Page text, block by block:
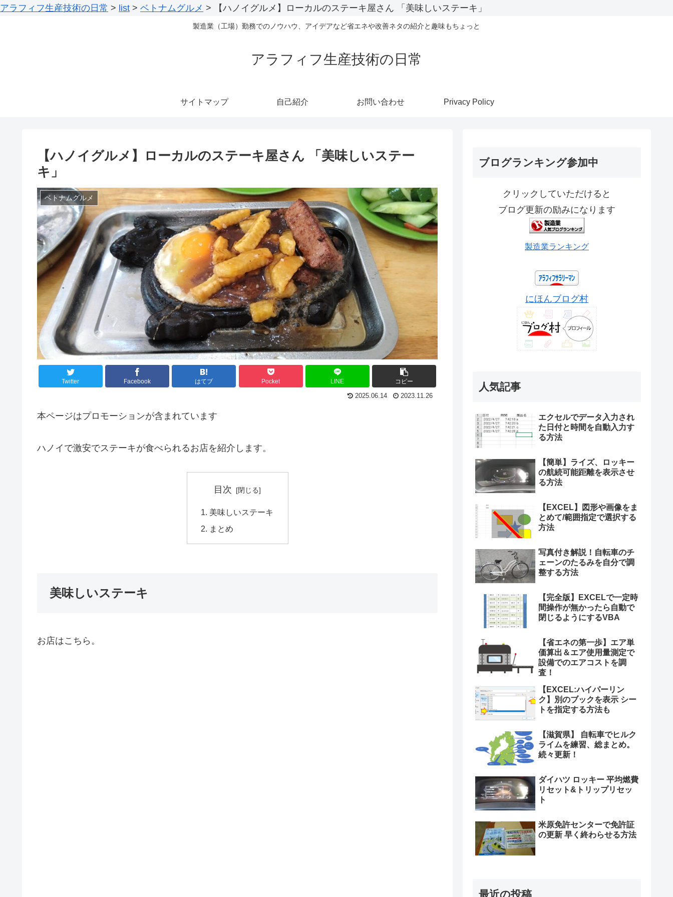
アラフィフ生産技術の日常 > list > ベトナムグルメ > 【ハノイグルメ】ローカルのステーキ屋さん 「美味しいステーキ」
製造業（工場）勤務でのノウハウ、アイデアなど省エネや改善ネタの紹介と趣味もちょっと
アラフィフ生産技術の日常
サイトマップ 自己紹介 お問い合わせ Privacy Policy
【ハノイグルメ】ローカルのステーキ屋さん 「美味しいステー
キ」
ベトナムグルメ
Twitter Facebook はてブ Pocket LINE コピー
2025.06.14 2023.11.26
本ページはプロモーションが含まれています
ハノイで激安でステーキが食べられるお店を紹介します。
目次
美味しいステーキ
まとめ
美味しいステーキ
お店はこちら。
ブログランキング参加中
クリックしていただけると
ブログ更新の励みになります
製造業ランキング
にほんブログ村
人気記事
エクセルでデータ入力され
た日付と時間を自動入力す
る方法
【簡単】ライズ、ロッキー
の航続可能距離を表示させ
る方法
【EXCEL】図形や画像をま
とめて/範囲指定で選択する
方法
写真付き解説！自転車のチ
ェーンのたるみを自分で調
整する方法
【完全版】EXCELで一定時
間操作が無かったら自動で
閉じるようにするVBA
【省エネの第一歩】エア単
価算出＆エア使用量測定で
設備でのエアコストを調
査！
【EXCEL:ハイパーリン
ク】別のブックを表示 シー
トを指定する方法も
【滋賀県】 自転車でヒルク
ライムを練習、総まとめ。
続々更新！
ダイハツ ロッキー 平均燃費
リセット&トリップリセッ
ト
米原免許センターで免許証
の更新 早く終わらせる方法
最近の投稿